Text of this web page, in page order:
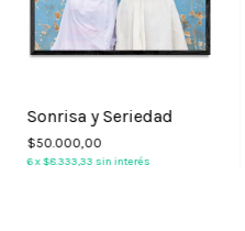
Sonrisa y Seriedad
$50.000,00
6x$8.333,33 sin interés